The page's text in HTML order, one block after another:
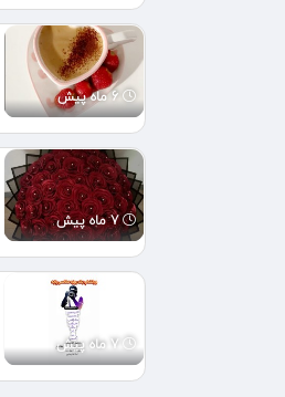
6 ماه پیش
7 ماه پیش